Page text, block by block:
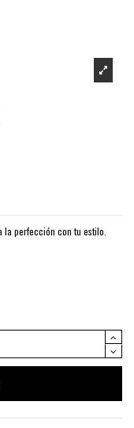
la perfección con tu estilo.